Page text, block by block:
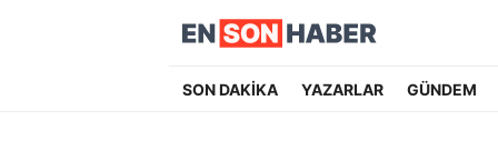
SON DAKİKA YAZARLAR GÜNDEM